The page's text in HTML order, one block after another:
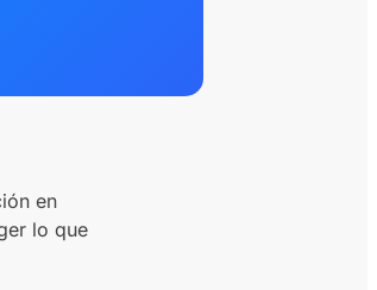
en
lo que